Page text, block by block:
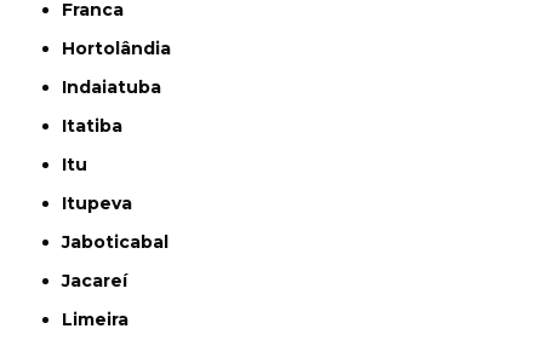
Franca
Hortolândia
Indaiatuba
Itatiba
Itu
Itupeva
Jaboticabal
Jacareí
Limeira